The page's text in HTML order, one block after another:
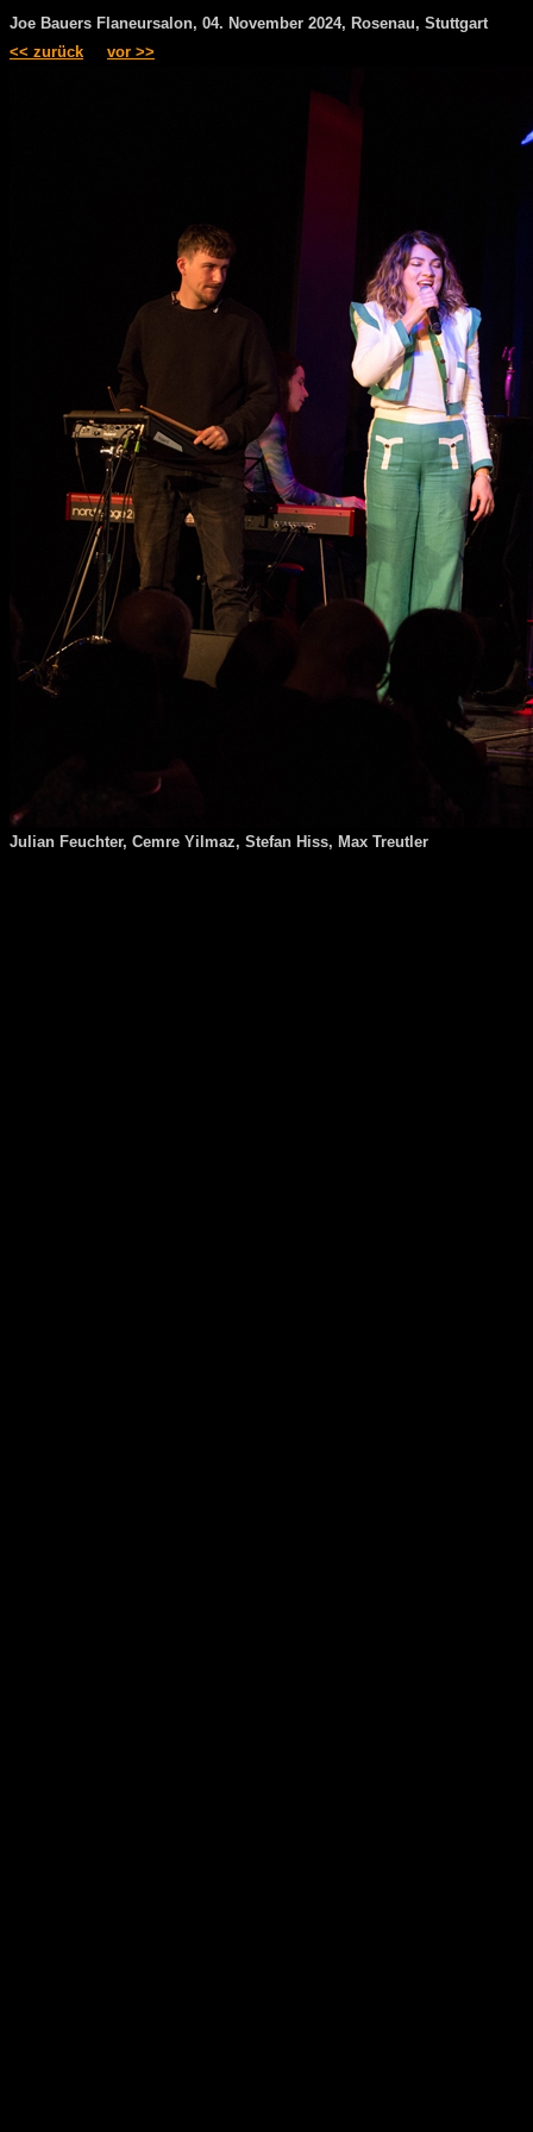
Joe Bauers Flaneursalon, 04. November 2024, Rosenau, Stuttgart
<< zurück
vor >>
Julian Feuchter, Cemre Yilmaz, Stefan Hiss, Max Treutler